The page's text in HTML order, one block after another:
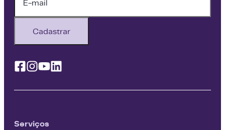
Cadastrar
Facebook
Instagram
YoutubeLinkedin
Serviços